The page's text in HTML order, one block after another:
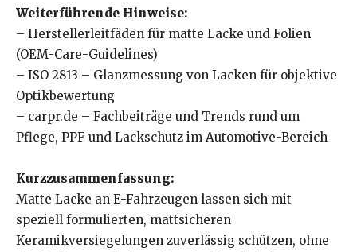
Weiterführende Hinweise:
– Herstellerleitfäden für matte Lacke und Folien
(OEM-Care-Guidelines)
– ISO 2813 – Glanzmessung von Lacken für objektive
Optikbewertung
– carpr.de – Fachbeiträge und Trends rund um
Pflege, PPF und Lackschutz im Automotive-Bereich
Kurzzusammenfassung:
Matte Lacke an E-Fahrzeugen lassen sich mit
speziell formulierten, mattsicheren
Keramikversiegelungen zuverlässig schützen, ohne